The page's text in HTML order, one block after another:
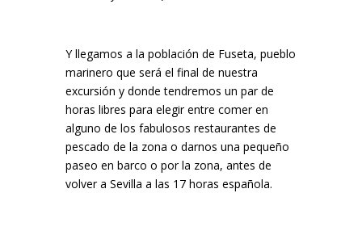
Y llegamos a la población de Fuseta, pueblo
marinero que será el final de nuestra
excursión y donde tendremos un par de
horas libres para elegir entre comer en
alguno de los fabulosos restaurantes de
pescado de la zona o darnos una pequeño
paseo en barco o por la zona, antes de
volver a Sevilla a las 17 horas española.